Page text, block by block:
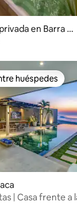
en Barra d
huéspedes
huéspedes
| Casa frente a